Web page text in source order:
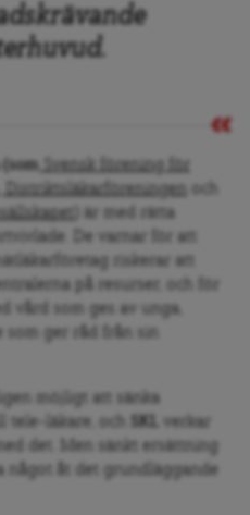
Svensk förening för
Distriktsläkarföreningen
) är med rätta
De varnar för att
riskerar att
på resurser, och för
vård som ges av unga,
som ger råd från sin
möjligt att sänka
tele-läkare, och
SKL
verkar
det. Men sänkt ersättning
något åt det grundläggande